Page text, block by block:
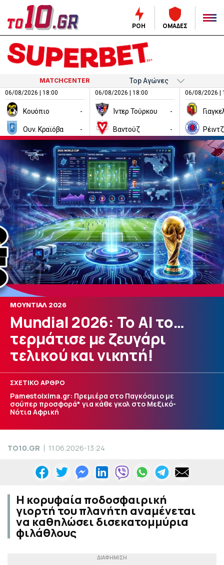
ΡΟΗ ΟΜΑΔΕΣ
MATCHCENTER
06/08/2026 | 18:00
Κουόπιο -
Ουν. Κραϊόβα -
06/08/2026 | 18:00
Ίντερ Τούρκου -
Βαντούζ -
06/08/2026 |
ΜΟΥΝΤΙΑΛ 2026
Mundial 2026: Το AI το…
τερμάτισε με ζευγάρι
τελικού και νικητή!
ΣΧΕΤΙΚΟ ΑΡΘΡΟ
Pamestoixima.gr: Πρεμιέρα στο Παγκόσμιο με
σούπερ προσφορά* για κάθε γκολ στο Μεξικό-
Νότια Αφρική
TO10.GR 11.06.2026-13:24
Η κορυφαία ποδοσφαιρική
γιορτή του πλανήτη αναμένεται
να καθηλώσει δισεκατομμύρια
φιλάθλους